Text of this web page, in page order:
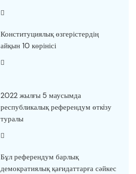
Конституциялық өзгерістердің
айқын 10 көрінісі
2022 жылғы 5 маусымда
республикалық референдум өткiзу
туралы
Бұл референдум барлық
демократиялық қағидаттарға сәйкес